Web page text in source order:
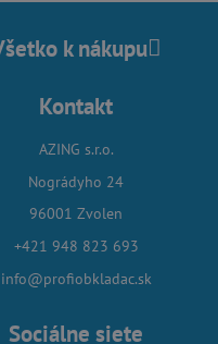
k nákupu
Kontakt
AZING s.r.o.
Nográdyho 24
96001 Zvolen
+421 948 823 693
info@profiobkladac.sk
Sociálne siete